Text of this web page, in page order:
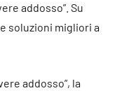
addosso”. Su
soluzioni migliori a
addosso”, la